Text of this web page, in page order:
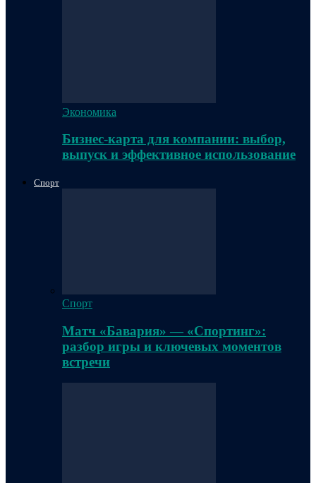
Экономика
Бизнес-карта для компании: выбор,
выпуск и эффективное использование
Спорт
Спорт
Матч «Бавария» — «Спортинг»:
разбор игры и ключевых моментов
встречи